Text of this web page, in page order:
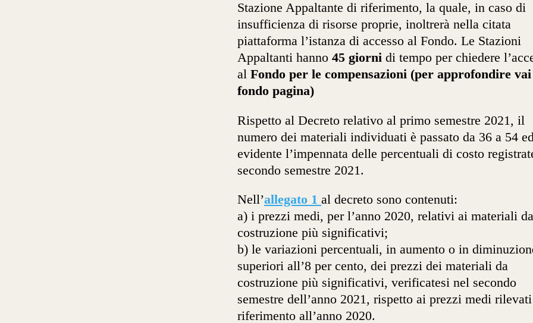
Stazione Appaltante di riferimento, la quale, in caso di
insufficienza di risorse proprie, inoltrerà nella citata
piattaforma l’istanza di accesso al Fondo. Le Stazioni
Appaltanti hanno 45 giorni di tempo per chiedere
al Fondo per le compensazioni (per approfondire
fondo pagina)
Rispetto al Decreto relativo al primo semestre 2021, il
numero dei materiali individuati è passato da 36 a 54
evidente l’impennata delle percentuali di costo
secondo semestre 2021.
Nell’allegato 1 al decreto sono contenuti:
a) i prezzi medi, per l’anno 2020, relativi ai materiali da
costruzione più significativi;
b) le variazioni percentuali, in aumento o in
superiori all’8 per cento, dei prezzi dei materiali da
costruzione più significativi, verificatesi nel secondo
semestre dell’anno 2021, rispetto ai prezzi medi
riferimento all’anno 2020.